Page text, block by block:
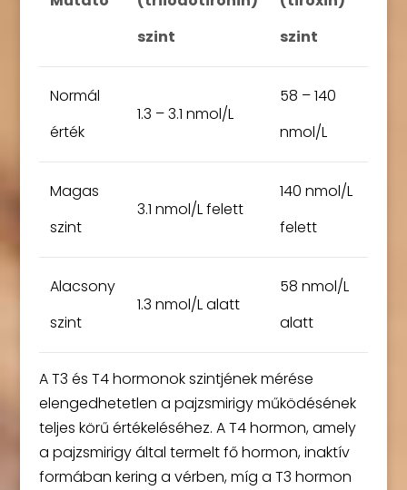
szint
szint
Normál
érték
1.3 – 3.1 nmol/L
58 – 140
nmol/L
Magas
szint
3.1 nmol/L felett
140 nmol/L
felett
Alacsony
szint
1.3 nmol/L alatt
58 nmol/L
alatt
A T3 és T4 hormonok szintjének mérése
elengedhetetlen a pajzsmirigy működésének
teljes körű értékeléséhez. A T4 hormon, amely
a pajzsmirigy által termelt fő hormon, inaktív
formában kering a vérben, míg a T3 hormon